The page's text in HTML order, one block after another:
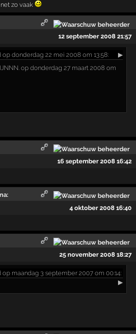
zo vaak
12 september 2008 21:57
donderdag 22 mei 2008 om 13:58:
▶
op donderdag 27 maart 2008 om
16 september 2008 16:42
4 oktober 2008 16:40
25 november 2008 18:27
maandag 3 september 2007 om 00:14:
▶